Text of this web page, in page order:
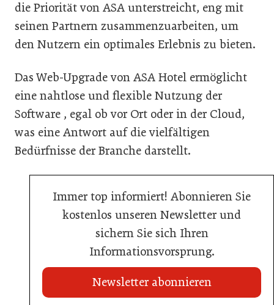
die Priorität von ASA unterstreicht, eng mit
seinen Partnern zusammenzuarbeiten, um
den Nutzern ein optimales Erlebnis zu bieten.
Das Web-Upgrade von ASA Hotel ermöglicht
eine nahtlose und flexible Nutzung der
Software , egal ob vor Ort oder in der Cloud,
was eine Antwort auf die vielfältigen
Bedürfnisse der Branche darstellt.
Immer top informiert! Abonnieren Sie
kostenlos unseren Newsletter und
sichern Sie sich Ihren
Informationsvorsprung.
Newsletter abonnieren